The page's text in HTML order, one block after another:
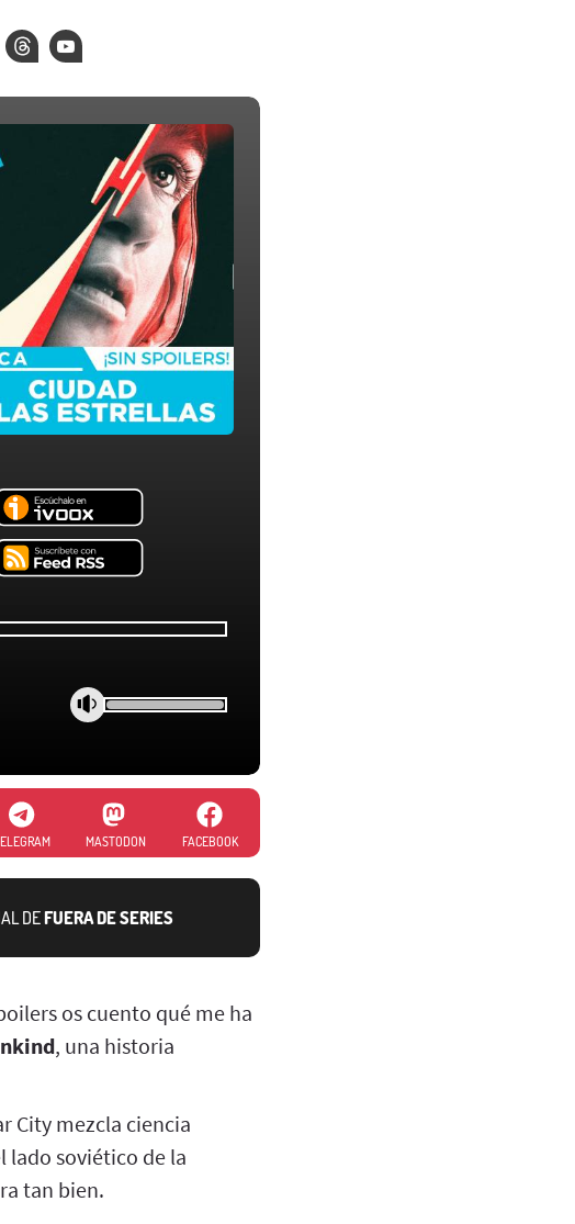
MASTODON FACEBOOK
DEFUERA DE SERIES
os cuento qué me ha
, una historia
City mezcla ciencia
soviético de la
tan bien.